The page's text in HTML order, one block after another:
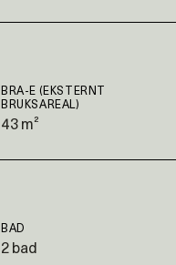
BRA-E (EKSTERNT
BRUKSAREAL)
43 m²
BAD
2 bad